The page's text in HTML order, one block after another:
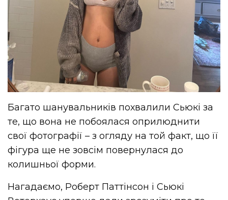
Багато шанувальників похвалили Сьюкі за
те, що вона не побоялася оприлюднити
свої фотографії – з огляду на той факт, що її
фігура ще не зовсім повернулася до
колишньої форми.
Нагадаємо, Роберт Паттінсон і Сьюкі